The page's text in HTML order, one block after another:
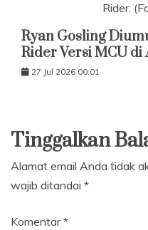
Rider.
Ryan Gosling
Rider Versi MCU di
27 Jul 2026 00:01
Tinggalkan
Alamat email Anda tidak
wajib ditandai *
Komentar*